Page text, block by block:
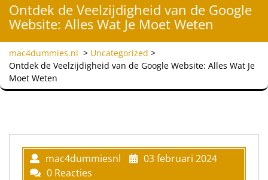
Ontdek de Veelzijdigheid van de Google
Website: Alles Wat Je Moet Weten
mac4dummies.nl > Uncategorized >
Ontdek de Veelzijdigheid van de Google Website: Alles Wat Je
Moet Weten
mac4dummiesnl
03 februari 2024
0 Reacties